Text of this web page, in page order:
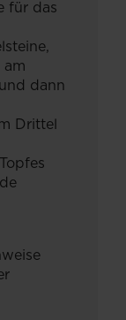
für das
dann
Drittel